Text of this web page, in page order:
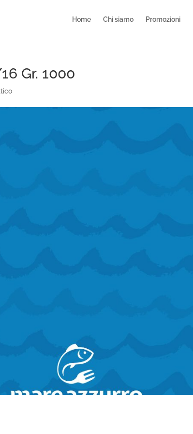
Home Chi siamo Promozioni
Gr. 1000